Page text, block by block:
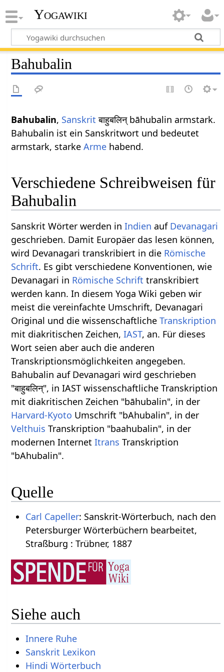
Yogawiki
Bahubalin
Bahubalin, Sanskrit बाहुबलिन् bāhubalin armstark.
Bahubalin ist ein Sanskritwort und bedeutet
armstark, starkeArme habend.
Verschiedene Schreibweisen für
Bahubalin
Sanskrit Wörter werden inIndien auf Devanagari
geschrieben. Damit Europäer das lesen können,
wird Devanagari transkribiert in die Römische
Schrift. Es gibt verschiedene Konventionen, wie
Devanagari in Römische Schrift transkribiert
werden kann. In diesem Yoga Wiki geben wir
meist die vereinfachte Umschrift, Devanagari
Original und die wissenschaftlicheTranskription
mit diakritischen Zeichen,IAST, an. Für dieses
Wort seien aber auch die anderen
Transkriptionsmöglichkeiten angegeben.
Bahubalin auf Devanagari wird geschrieben
"बाहुबलिन्", in IAST wissenschaftliche Transkription
mit diakritischen Zeichen "bāhubalin", in der
Harvard-Kyoto Umschrift "bAhubalin", in der
Velthuis Transkription "baahubalin", in der
modernen InternetItrans Transkription
"bAhubalin".
Quelle
Carl Capeller: Sanskrit-Wörterbuch, nach den
Petersburger Wörterbüchern bearbeitet,
Straßburg : Trübner, 1887
Siehe auch
Innere Ruhe
Sanskrit Lexikon
Hindi Wörterbuch